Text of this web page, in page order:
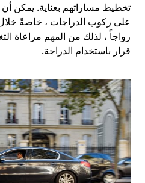
تخطيط مساراتهم بعناية. يمكن
على ركوب الدراجات ، خاصةً خلال
رواجاً ، لذلك من المهم مراعاة
قرار باستخدام الدراجة.